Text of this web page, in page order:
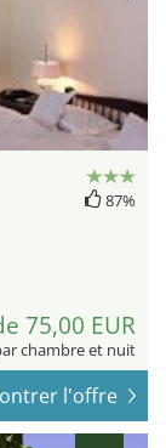
87%
75,00 EUR
chambre et nuit
l'offre